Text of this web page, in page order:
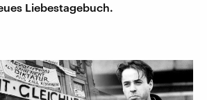
Liebestagebuch.